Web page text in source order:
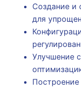
Создание и
для
Улучшение